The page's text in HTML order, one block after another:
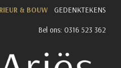
& BOUW GEDENKTEKENS
Bel ons: 0316 523 362